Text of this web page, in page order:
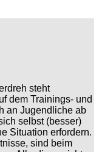
steht
dem Trainings- und
an Jugendliche ab
selbst (besser)
Situation erfordern.
sind beim